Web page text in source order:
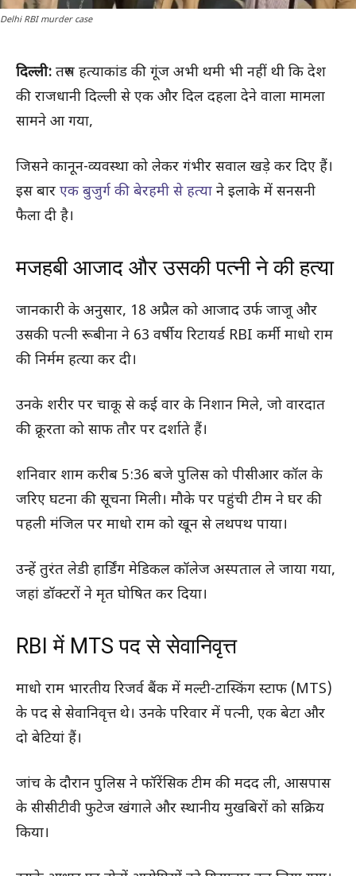
Delhi RBI murder case
दिल्ली: तरुण हत्याकांड की गूंज अभी थमी भी नहीं थी कि देश
की राजधानी दिल्ली से एक और दिल दहला देने वाला मामला
सामने आ गया,
जिसने कानून-व्यवस्था को लेकर गंभीर सवाल खड़े कर दिए हैं।
इस बार एक बुजुर्ग की बेरहमी से हत्या ने इलाके में सनसनी
फैला दी है।
मजहबी आजाद और उसकी पत्नी ने की हत्या
जानकारी के अनुसार, 18 अप्रैल को आजाद उर्फ जाजू और
उसकी पत्नी रूबीना ने 63 वर्षीय रिटायर्ड RBI कर्मी माधो राम
की निर्मम हत्या कर दी।
उनके शरीर पर चाकू से कई वार के निशान मिले, जो वारदात
की क्रूरता को साफ तौर पर दर्शाते हैं।
शनिवार शाम करीब 5:36 बजे पुलिस को पीसीआर कॉल के
जरिए घटना की सूचना मिली। मौके पर पहुंची टीम ने घर की
पहली मंजिल पर माधो राम को खून से लथपथ पाया।
उन्हें तुरंत लेडी हार्डिंग मेडिकल कॉलेज अस्पताल ले जाया गया,
जहां डॉक्टरों ने मृत घोषित कर दिया।
RBI में MTS पद से सेवानिवृत्त
माधो राम भारतीय रिजर्व बैंक में मल्टी-टास्किंग स्टाफ (MTS)
के पद से सेवानिवृत्त थे। उनके परिवार में पत्नी, एक बेटा और
दो बेटियां हैं।
जांच के दौरान पुलिस ने फॉरेंसिक टीम की मदद ली, आसपास
के सीसीटीवी फुटेज खंगाले और स्थानीय मुखबिरों को सक्रिय
किया।